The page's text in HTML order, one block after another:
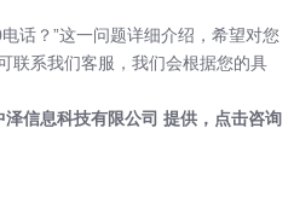
话？”这一问题详细介绍，希望对您
联系我们客服，我们会根据您的具
泽信息科技有限公司 提供， 点击咨询